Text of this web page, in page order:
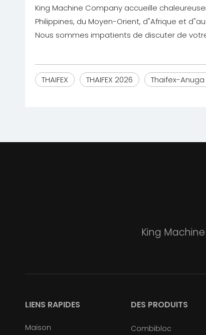
King Machine Company accueille
Philippines, du Moyen-Orient, d"Afrique et
Nous sommes impatients de discuter de
THAIFEX THAIFEX 2026 Thaifex-Anuga
King
LIENS RAPIDES
Maison
DES PRODUITS
Combibloc